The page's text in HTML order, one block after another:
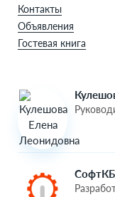
Контакты
Объявления
Гостевая книга
СофтКБ